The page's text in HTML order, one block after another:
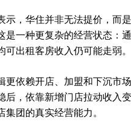
，华住并非无法提价，而
一种更复杂的经营状态：
出租客房收入仍可能走弱。
依赖开店、加盟和下沉市
，依靠新增门店拉动收入
团的真实经营能力。